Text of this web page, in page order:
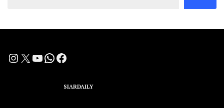
Instagram
X YouTube
WhatsApp
Facebook
SIARDAILY